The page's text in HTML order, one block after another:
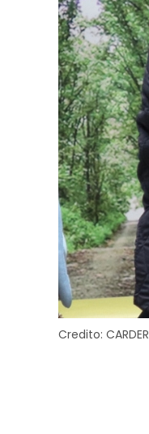
Credito: CARDER